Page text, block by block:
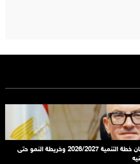
وزير التخطيط يعرض أمام البرلمان خطة التنمية 2026/2027 وخريطة النمو حتى